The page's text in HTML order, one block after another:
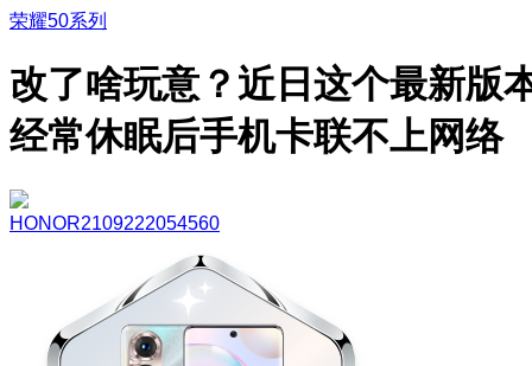
荣耀50系列
改了啥玩意？近日这个最新版
经常休眠后手机卡联不上网络
HONOR2109222054560